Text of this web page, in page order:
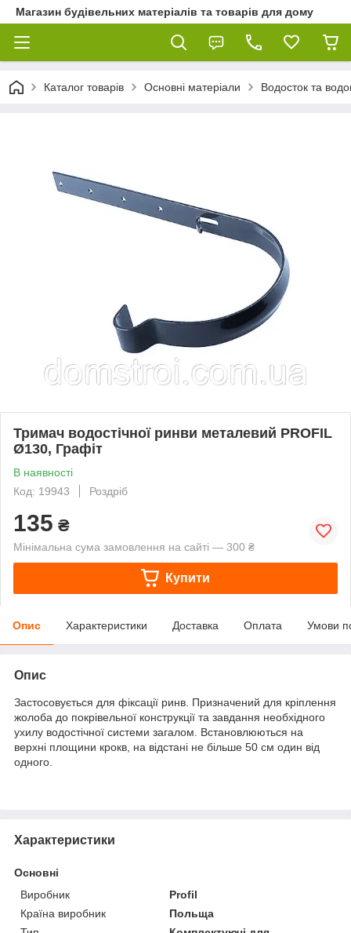
Магазин будівельних матеріалів та товарів для дому
Каталог товарів Основні матеріали Водосток та
Тримач водостічної ринви металевий PROFIL
Ø130, Графіт
В наявності
Код: 19943
Роздріб
135 ₴
Мінімальна сума замовлення на сайті — 300 ₴
Купити
Опис Характеристики Доставка Оплата Умови
Опис
Застосовується для фіксації ринв. Призначений для кріплення
жолоба до покрівельної конструкції та завдання необхідного
ухилу водостічної системи загалом. Встановлюються на
верхні площини крокв, на відстані не більше 50 см один від
одного.
Характеристики
Основні
Виробник
Profil
Країна виробник
Польща